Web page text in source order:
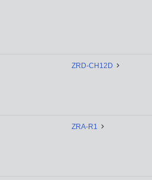
ZRD-CH12D
ZRA-R1